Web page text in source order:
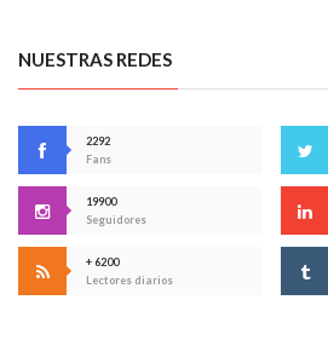
NUESTRAS REDES
2292
Fans
19900
Seguidores
+ 6200
Lectores diarios